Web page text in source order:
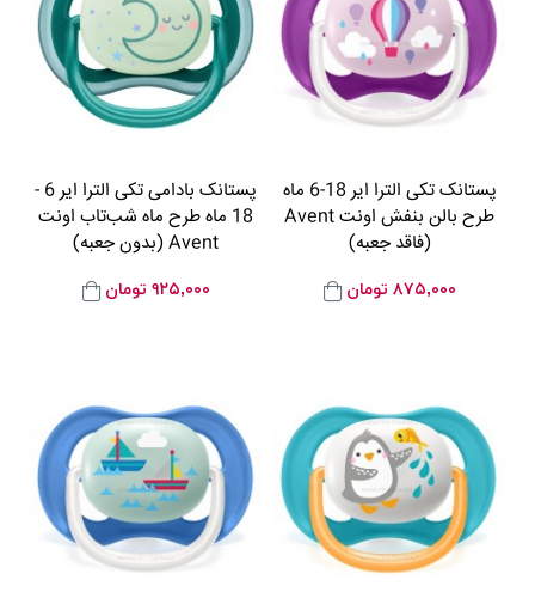
پستانک تکی الترا ایر 18-6 ماه
طرح بالن بنفش اونت Avent
(فاقد جعبه)
۸۷۵,۰۰۰ تومان
پستانک بادامی تکی الترا ایر 6 -
18 ماه طرح ماه شب‌تاب اونت
Avent (بدون جعبه)
۹۲۵,۰۰۰ تومان